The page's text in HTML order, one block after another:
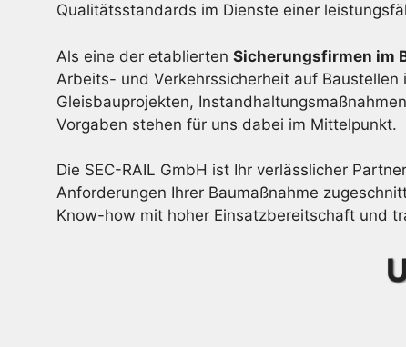
Qualitätsstandards im Dienste einer
Als eine der etablierten Sicherungsfirmen im
Arbeits- und Verkehrssicherheit auf
Gleisbauprojekten,
Vorgaben stehen für uns dabei im Mittelpunkt.
Die SEC-RAIL GmbH ist Ihr verlässlicher
Anforderungen Ihrer Baumaßnahme
Know-how mit hoher Einsatzbereitschaft und